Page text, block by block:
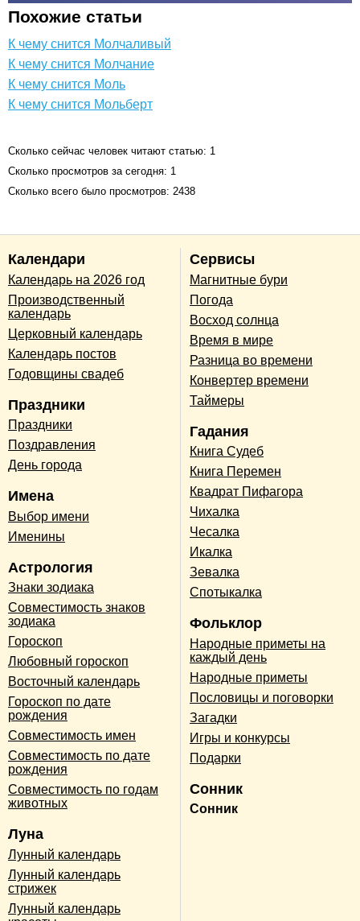
Похожие статьи
К чему снится Молчаливый
К чему снится Молчание
К чему снится Моль
К чему снится Мольберт
Сколько сейчас человек читают статью: 1
Сколько просмотров за сегодня: 1
Сколько всего было просмотров: 2438
Календари
Календарь на 2026 год
Производственный
календарь
Церковный календарь
Календарь постов
Годовщины свадеб
Праздники
Праздники
Поздравления
День города
Имена
Выбор имени
Именины
Астрология
Знаки зодиака
Совместимость знаков
зодиака
Гороскоп
Любовный гороскоп
Восточный календарь
Гороскоп по дате
рождения
Совместимость имен
Совместимость по дате
рождения
Совместимость по годам
животных
Луна
Лунный календарь
Лунный календарь
стрижек
Лунный календарь
Сервисы
Магнитные бури
Погода
Восход солнца
Время в мире
Разница во времени
Конвертер времени
Таймеры
Гадания
Книга Судеб
Книга Перемен
Квадрат Пифагора
Чихалка
Чесалка
Икалка
Зевалка
Спотыкалка
Фольклор
Народные приметы на
каждый день
Народные приметы
Пословицы и поговорки
Загадки
Игры и конкурсы
Подарки
Сонник
Сонник